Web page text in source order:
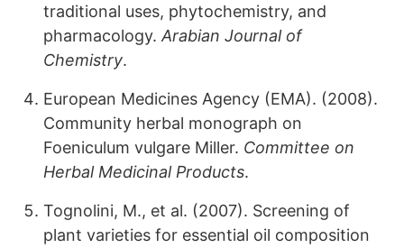
traditional uses, phytochemistry, and
pharmacology. Arabian Journal of
Chemistry.
European Medicines Agency (EMA). (2008).
Community herbal monograph on
Foeniculum vulgare Miller. Committee on
Herbal Medicinal Products.
Tognolini, M., et al. (2007). Screening of
plant varieties for essential oil composition